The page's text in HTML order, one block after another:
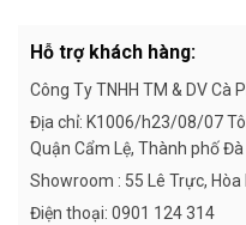
Hỗ trợ khách hàng:
Công Ty TNHH TM & DV Cà
Địa chỉ: K1006/h23/08/07
Quận Cẩm Lệ, Thành phố
Showroom : 55 Lê Trực,
Điện thoại: 0901 124 314